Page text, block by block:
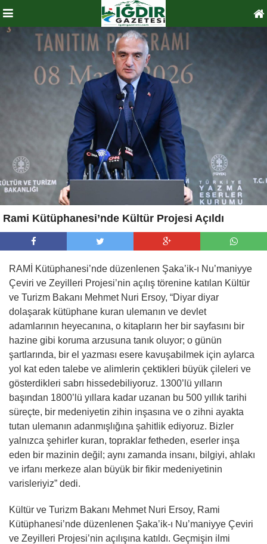
Rami Kütüphanesi’nde Kültür Projesi Açıldı
RAMİ Kütüphanesi’nde düzenlenen Şaka’ik-ı Nu’maniyye
Çeviri ve Zeyilleri Projesi’nin açılış törenine katılan Kültür
ve Turizm Bakanı Mehmet Nuri Ersoy, “Diyar diyar
dolaşarak kütüphane kuran ulemanın ve devlet
adamlarının heyecanına, o kitapların her bir sayfasını bir
hazine gibi koruma arzusuna tanık oluyor; o günün
şartlarında, bir el yazması esere kavuşabilmek için aylarca
yol kat eden talebe ve alimlerin çektikleri büyük çileleri ve
gösterdikleri sabrı hissedebiliyoruz. 1300’lü yılların
başından 1800’lü yıllara kadar uzanan bu 500 yıllık tarihi
süreçte, bir medeniyetin zihin inşasına ve o zihni ayakta
tutan ulemanın adanmışlığına şahitlik ediyoruz. Bizler
yalnızca şehirler kuran, topraklar fetheden, eserler inşa
eden bir mazinin değil; aynı zamanda insanı, bilgiyi, ahlakı
ve irfanı merkeze alan büyük bir fikir medeniyetinin
varisleriyiz” dedi.
Kültür ve Turizm Bakanı Mehmet Nuri Ersoy, Rami
Kütüphanesi’nde düzenlenen Şaka’ik-ı Nu’maniyye Çeviri
ve Zeyilleri Projesi’nin açılışına katıldı. Geçmişin ilmi